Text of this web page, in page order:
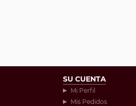
SU CUENTA
Mi Perfil
Mis Pedidos